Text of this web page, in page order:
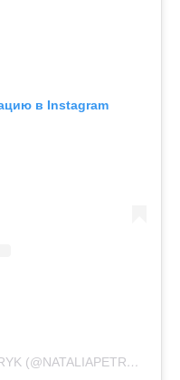
в Instagram
ПУБЛИКАЦИЯ ОТ NATALIA PETRYK (@NATALIAPETRYK)